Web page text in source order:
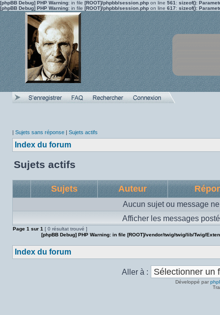
[phpBB Debug] PHP Warning: in file [ROOT]/phpbb/session.php on line 561 : sizeof():
[phpBB Debug] PHP Warning: in file [ROOT]/phpbb/session.php on line 617: sizeof():
| Sujets sans réponse | Sujets actifs
Index du forum
Sujets actifs
Sujets Auteur
Aucun sujet ou message
Afficher les messages
Page 1 sur 1 [ 0 résultat trouvé ]
[phpBB Debug] PHP Warning: in file [ROOT]/vendor/twig/twig/lib/Twig/
Index du forum
Aller à :
Développé par